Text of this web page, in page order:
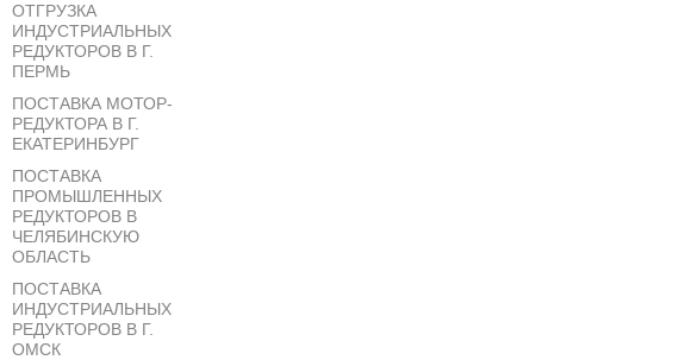
ОТГРУЗКА
ИНДУСТРИАЛЬНЫХ
РЕДУКТОРОВ В Г.
ПЕРМЬ
ПОСТАВКА МОТОР-
РЕДУКТОРА В Г.
ЕКАТЕРИНБУРГ
ПОСТАВКА
ПРОМЫШЛЕННЫХ
РЕДУКТОРОВ В
ЧЕЛЯБИНСКУЮ
ОБЛАСТЬ
ПОСТАВКА
ИНДУСТРИАЛЬНЫХ
РЕДУКТОРОВ В Г.
ОМСК